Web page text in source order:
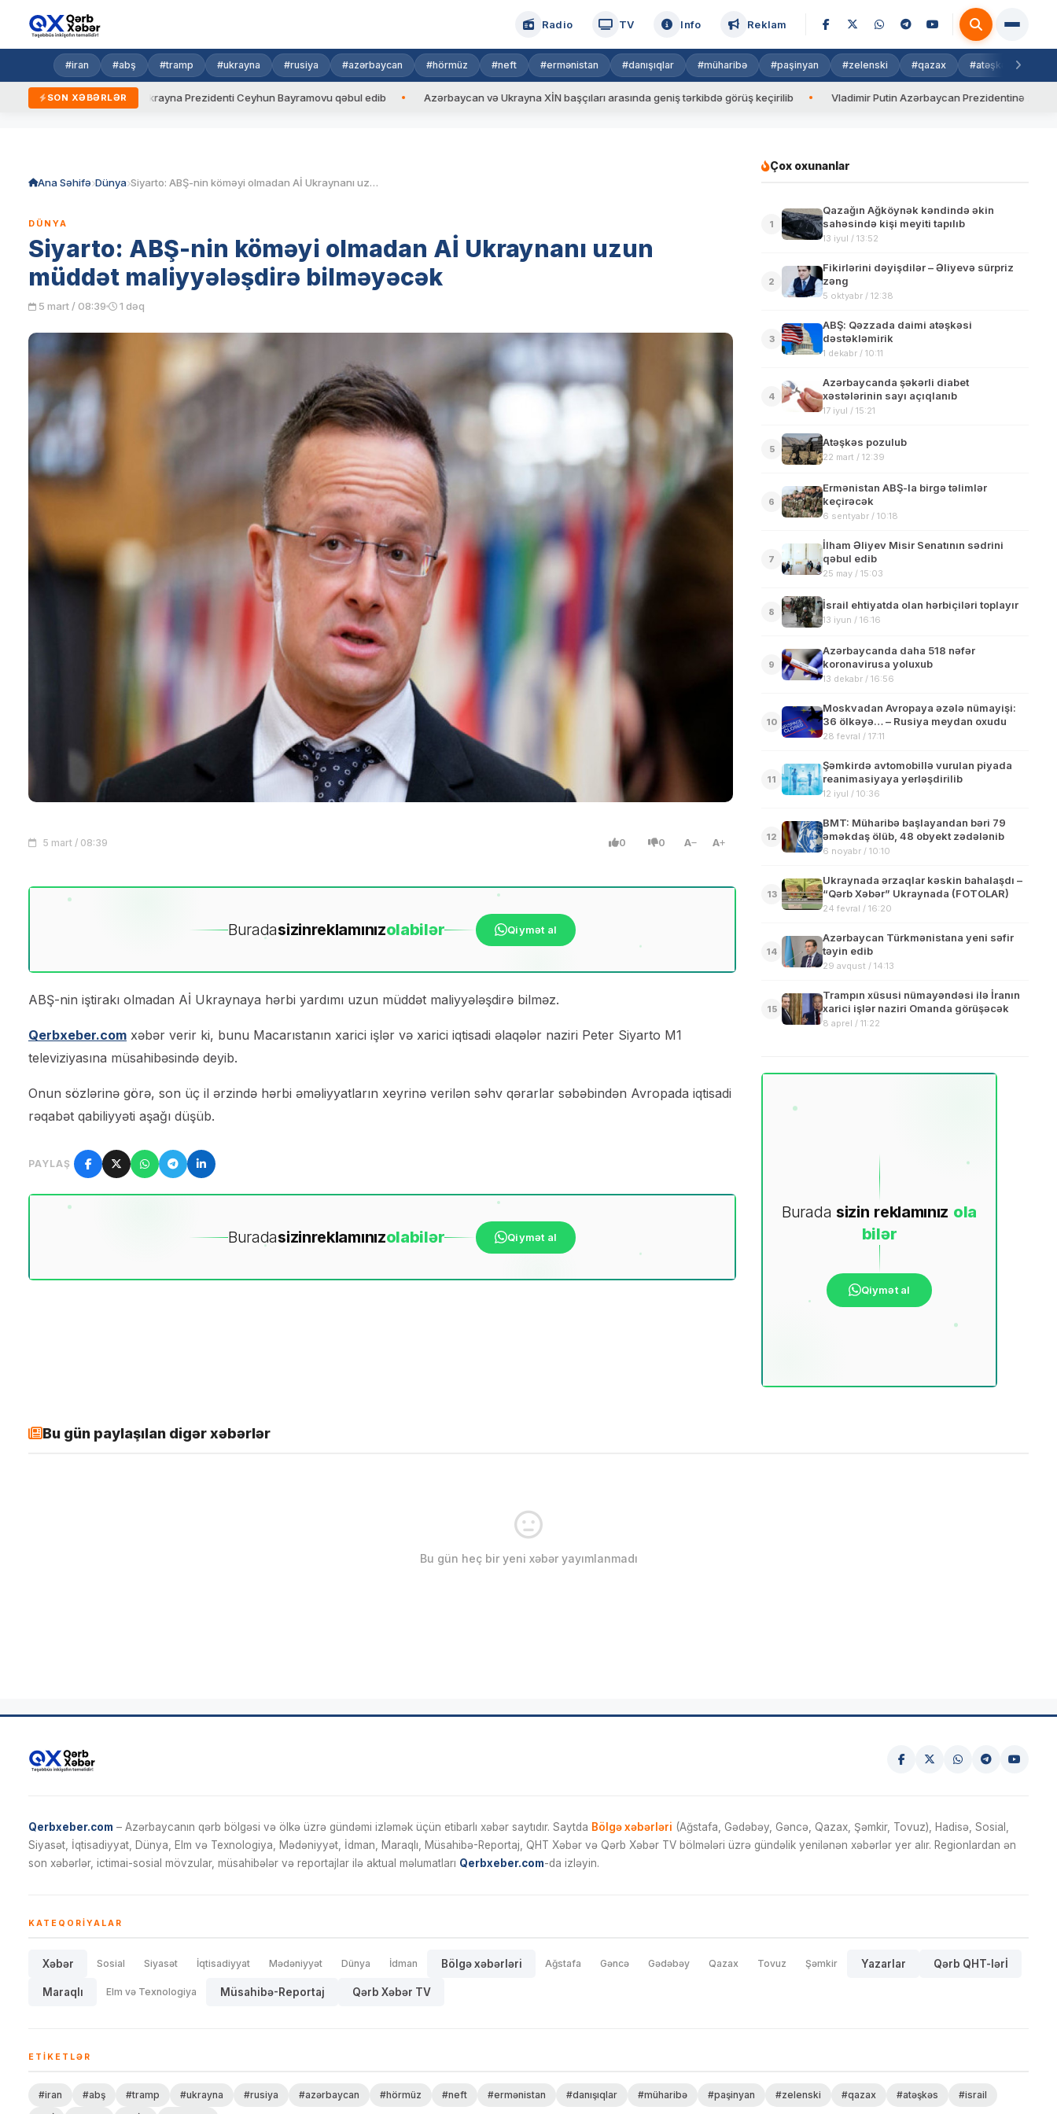
Radio TV Info Reklam
#iran #abş #tramp #ukrayna #rusiya #azərbaycan #hörmüz #neft #ermənistan #danışıqlar #müharibə #paşinyan #zelenski #qazax #atəşkəs
SON XƏBƏRLƏR
qaydalar Ukrayna Prezidenti Ceyhun Bayramovu qəbul edib Azərbaycan və Ukrayna XİN başçıları arasında geniş tərkibdə görüş keçirilib Vladimir Putin Azərbaycan Prezidentinə zəng edib
Ana Səhifə Dünya Siyarto: ABŞ-nin köməyi olmadan Aİ Ukraynanı uzun müddət maliyyələşdirə bilməyəcək
DÜNYA
Siyarto: ABŞ-nin köməyi olmadan Aİ Ukraynanı uzun
müddət maliyyələşdirə bilməyəcək
5 mart / 08:39 1 dəq
5 mart / 08:39 0 0 A A
Buradasizinreklamınızolabilər Qiymət al
ABŞ-nin iştirakı olmadan Aİ Ukraynaya hərbi yardımı uzun müddət maliyyələşdirə bilməz.
Qerbxeber.com xəbər verir ki, bunu Macarıstanın xarici işlər və xarici iqtisadi əlaqələr naziri Peter Siyarto M1
televiziyasına müsahibəsində deyib.
Onun sözlərinə görə, son üç il ərzində hərbi əməliyyatların xeyrinə verilən səhv qərarlar səbəbindən Avropada iqtisadi
rəqabət qabiliyyəti aşağı düşüb.
PAYLAŞ
Buradasizinreklamınızolabilər Qiymət al
Çox oxunanlar
1
Qazağın Ağköynək kəndində əkin
sahəsində kişi meyiti tapılıb
13 iyul / 13:52
2
Fikirlərini dəyişdilər – Əliyevə sürpriz
zəng
5 oktyabr / 12:38
3
ABŞ: Qəzzada daimi atəşkəsi
dəstəkləmirik
1 dekabr / 10:11
4
Azərbaycanda şəkərli diabet
xəstələrinin sayı açıqlanıb
17 iyul / 15:21
5
Atəşkəs pozulub
22 mart / 12:39
6
Ermənistan ABŞ-la birgə təlimlər
keçirəcək
6 sentyabr / 10:18
7
İlham Əliyev Misir Senatının sədrini
qəbul edib
25 may / 15:03
8
İsrail ehtiyatda olan hərbiçiləri toplayır
13 iyun / 16:16
9
Azərbaycanda daha 518 nəfər
koronavirusa yoluxub
13 dekabr / 16:56
10
Moskvadan Avropaya əzələ nümayişi:
36 ölkəyə… – Rusiya meydan oxudu
28 fevral / 17:11
11
Şəmkirdə avtomobillə vurulan piyada
reanimasiyaya yerləşdirilib
12 iyul / 10:36
12
BMT: Müharibə başlayandan bəri 79
əməkdaş ölüb, 48 obyekt zədələnib
6 noyabr / 10:10
13
Ukraynada ərzaqlar kəskin bahalaşdı –
“Qərb Xəbər” Ukraynada (FOTOLAR)
24 fevral / 16:20
14
Azərbaycan Türkmənistana yeni səfir
təyin edib
29 avqust / 14:13
15
Trampın xüsusi nümayəndəsi ilə İranın
xarici işlər naziri Omanda görüşəcək
8 aprel / 11:22
Burada sizin reklamınız ola
bilər
Qiymət al
Bu gün paylaşılan digər xəbərlər
Bu gün heç bir yeni xəbər yayımlanmadı
Qerbxeber.com – Azərbaycanın qərb bölgəsi və ölkə üzrə gündəmi izləmək üçün etibarlı xəbər saytıdır. Saytda Bölgə xəbərləri (Ağstafa, Gədəbəy, Gəncə, Qazax, Şəmkir, Tovuz), Hadisə, Sosial,
Siyasət, İqtisadiyyat, Dünya, Elm və Texnologiya, Mədəniyyət, İdman, Maraqlı, Müsahibə-Reportaj, QHT Xəbər və Qərb Xəbər TV bölmələri üzrə gündəlik yenilənən xəbərlər yer alır. Regionlardan ən
son xəbərlər, ictimai-sosial mövzular, müsahibələr və reportajlar ilə aktual məlumatları Qerbxeber.com-da izləyin.
KATEQORIYALAR
Xəbər Sosial Siyasət İqtisadiyyat Mədəniyyət Dünya İdman Bölgə xəbərləri Ağstafa Gəncə Gədəbəy Qazax Tovuz Şəmkir Yazarlar Qərb QHT-lərİ
Maraqlı Elm və Texnologiya Müsahibə-Reportaj Qərb Xəbər TV
ETIKETLƏR
#iran #abş #tramp #ukrayna #rusiya #azərbaycan #hörmüz #neft #ermənistan #danışıqlar #müharibə #paşinyan #zelenski #qazax #atəşkəs
#israil